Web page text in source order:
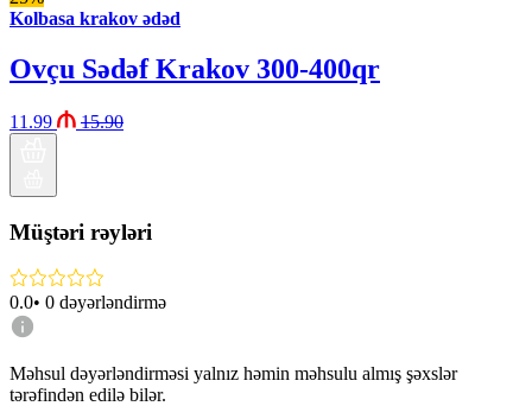
Kolbasa krakov ədəd
Ovçu Sədəf Krakov 300-400qr
11.99 15.90
Müştəri rəyləri
0.0• 0 dəyərləndirmə
Məhsul dəyərləndirməsi yalnız həmin məhsulu almış şəxslər
tərəfindən edilə bilər.